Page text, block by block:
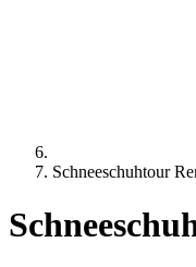
Schneeschuhtour